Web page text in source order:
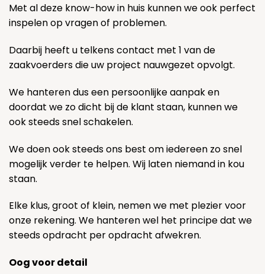
Met al deze know-how in huis kunnen we ook perfect
inspelen op vragen of problemen.
Daarbij heeft u telkens contact met 1 van de
zaakvoerders die uw project nauwgezet opvolgt.
We hanteren dus een persoonlijke aanpak en
doordat we zo dicht bij de klant staan, kunnen we
ook steeds snel schakelen.
We doen ook steeds ons best om iedereen zo snel
mogelijk verder te helpen. Wij laten niemand in kou
staan.
Elke klus, groot of klein, nemen we met plezier voor
onze rekening. We hanteren wel het principe dat we
steeds opdracht per opdracht afwekren.
Oog voor detail